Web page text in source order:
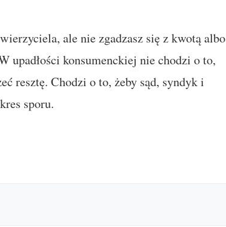
ale nie zgadzasz się z kwotą albo
upadłości konsumenckiej nie chodzi o to,
resztę. Chodzi o to, żeby sąd, syndyk i
sporu.